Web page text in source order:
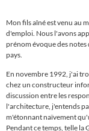
Mon fils aîné est venu au
d'emploi. Nous l'avons
prénom évoque des notes
pays.
En novembre 1992, j'ai
chez un constructeur
discussion entre les
l'architecture, j'entends
m'étonnant naïvement
Pendant ce temps, telle la